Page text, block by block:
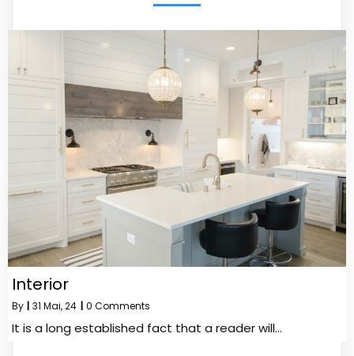
Interior
By | 31 Mai, 24 | 0 Comments
It is a long established fact that a reader will…